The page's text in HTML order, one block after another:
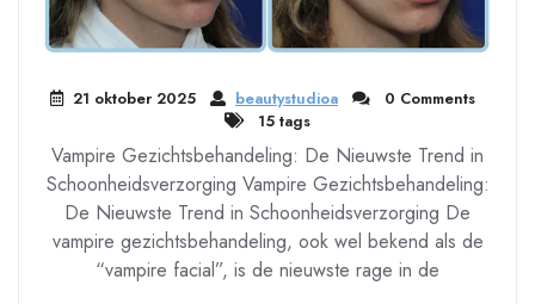
21 oktober 2025 beautystudioa
0 Comments
15 tags
Vampire Gezichtsbehandeling: De Nieuwste Trend in
Schoonheidsverzorging Vampire Gezichtsbehandeling:
De Nieuwste Trend in Schoonheidsverzorging De
vampire gezichtsbehandeling, ook wel bekend als de
“vampire facial”, is de nieuwste rage in de